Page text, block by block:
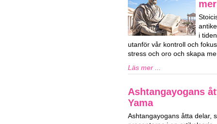
i
utanför vår kontroll och
stress och oro och skapa
Läs mer ...
Ashtangayogans
Yama
Ashtangayogans åtta delar,